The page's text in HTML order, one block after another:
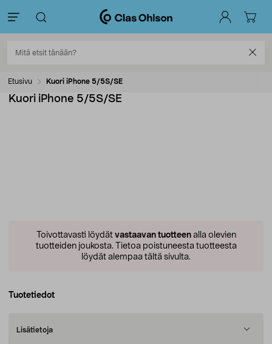
Etusivu Kuori iPhone 5/5S/SE
Kuori iPhone 5/5S/SE
Toivottavasti löydät vastaavan tuotteenalla olevien
tuotteiden joukosta. Tietoa poistuneesta tuotteesta
löydät alempaa tältä sivulta.
Tuotetiedot
Lisätietoja